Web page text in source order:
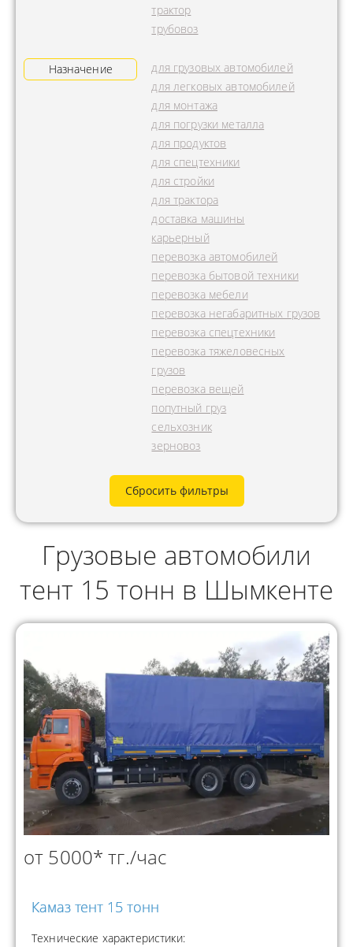
трактор
трубовоз
Назначение
для грузовых автомобилей
для легковых автомобилей
для монтажа
для погрузки металла
для продуктов
для спецтехники
для стройки
для трактора
доставка машины
карьерный
перевозка автомобилей
перевозка бытовой техники
перевозка мебели
перевозка негабаритных грузов
перевозка спецтехники
перевозка тяжеловесных
грузов
перевозка вещей
попутный груз
сельхозник
зерновоз
Сбросить фильтры
Грузовые автомобили
тент 15 тонн в Шымкенте
от 5000* тг./час
Камаз тент 15 тонн
Технические характеристики: